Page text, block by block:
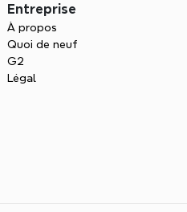
Entreprise
À propos
Quoi de neuf
G2
Légal